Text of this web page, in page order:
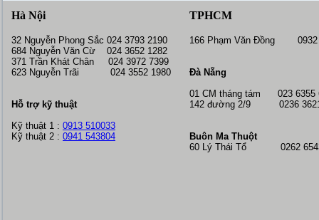
Hà Nội
32 Nguyễn Phong Sắc 024 3793 2190
684 Nguyễn Văn Cừ 024 3652 1282
371 Trần Khát Chân 024 3972 7399
623 Nguyễn Trãi 024 3552 1980
Hỗ trợ kỹ thuật
Kỹ thuật 1 : 0913 510033
Kỹ thuật 2 : 0941 543804
TPHCM
166 Phạm Văn Đồng 0932
Đà Nẵng
01 CM tháng tám 023 6355
142 đường 2/9 0236
Buôn Ma Thuột
60 Lý Thái Tổ 0262